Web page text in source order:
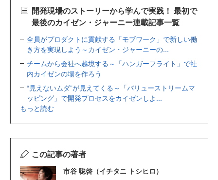
開発現場のストーリーから学んで実践！ 最初で
最後のカイゼン・ジャーニー連載記事一覧
全員がプロダクトに貢献する「モブワーク」で新しい働
き方を実現しよう～カイゼン・ジャーニーの...
チームから会社へ越境する～「ハンガーフライト」で社
内カイゼンの場を作ろう
“見えないムダ”が見えてくる～「バリューストリームマ
ッピング」で開発プロセスをカイゼンしよ...
もっと読む
この記事の著者
市谷 聡啓（イチタニ トシヒロ）